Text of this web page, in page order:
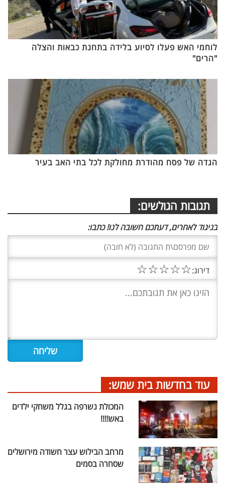
לוחמי האש פעלו לסיוע בלידה בתחנת כבאות והצלה
"הרים"
הגדה של פסח מהודרת מחולקת לכל בתי האב בעיר
תגובות הגולשים:
בניגוד לאחרים, דעתכם חשובה לנו! כתבו:
דירוג:☆
☆
☆
☆
☆
עוד בחדשות בית שמש:
המכולת נשרפה בגלל משחקי ילדים
באש!!!!
מרחב הבילוש עצר חשודה מירושלים
שסחרה בסמים